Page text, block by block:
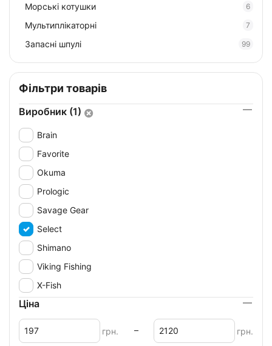
Морські котушки 6
Мультиплікаторні 7
Запасні шпулі 99
Фільтри товарів
Виробник (1)
Brain
Favorite
Okuma
Prologic
Savage Gear
Select
Shimano
Viking Fishing
X-Fish
Ціна
грн. – грн.